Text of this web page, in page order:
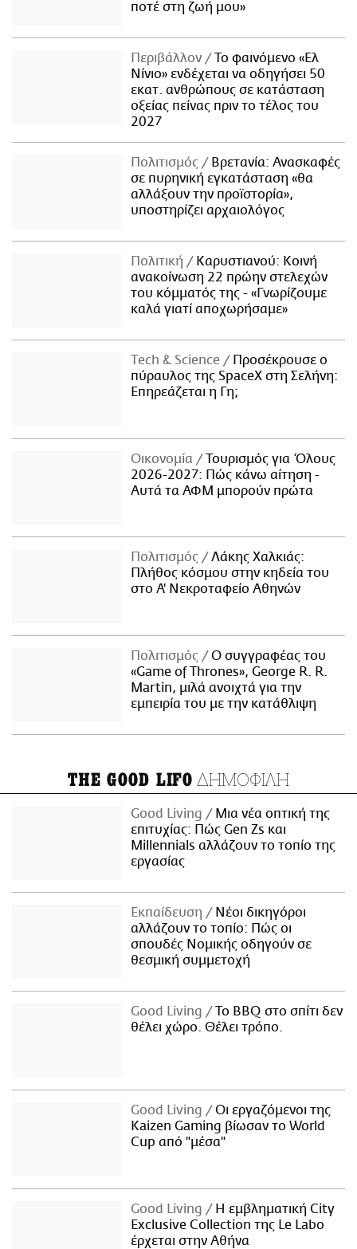
ποτέ στη ζωή μου»
Περιβάλλον
Το φαινόμενο «Ελ
Νίνιο» ενδέχεται να οδηγήσει 50
εκατ. ανθρώπους σε κατάσταση
οξείας πείνας πριν το τέλος του
2027
Πολιτισμός
Βρετανία: Ανασκαφές
σε πυρηνική εγκατάσταση «θα
αλλάξουν την προϊστορία»,
υποστηρίζει αρχαιολόγος
Πολιτική
Καρυστιανού: Κοινή
ανακοίνωση 22 πρώην στελεχών
του κόμματός της - «Γνωρίζουμε
καλά γιατί αποχωρήσαμε»
Τech & Science
Προσέκρουσε ο
πύραυλος της SpaceX στη Σελήνη:
Επηρεάζεται η Γη;
Οικονομία
Τουρισμός για Όλους
2026-2027: Πώς κάνω αίτηση -
Αυτά τα ΑΦΜ μπορούν πρώτα
Πολιτισμός
Λάκης Χαλκιάς:
Πλήθος κόσμου στην κηδεία του
στο Α' Νεκροταφείο Αθηνών
Πολιτισμός
Ο συγγραφέας του
«Game of Thrones», George R. R.
Martin, μιλά ανοιχτά για την
εμπειρία του με την κατάθλιψη
THE GOOD LIFO ΔΗΜΟΦΙΛΗ
Good Living
Μια νέα οπτική της
επιτυχίας: Πώς Gen Zs και
Millennials αλλάζουν το τοπίο της
εργασίας
Εκπαίδευση
Νέοι δικηγόροι
αλλάζουν το τοπίο: Πώς οι
σπουδές Νομικής οδηγούν σε
θεσμική συμμετοχή
Good Living
Το BBQ στο σπίτι δεν
θέλει χώρο. Θέλει τρόπο.
Good Living
Οι εργαζόμενοι της
Kaizen Gaming βίωσαν το World
Cup από "μέσα"
Good Living
Η εμβληματική City
Exclusive Collection της Le Labo
έρχεται στην Αθήνα